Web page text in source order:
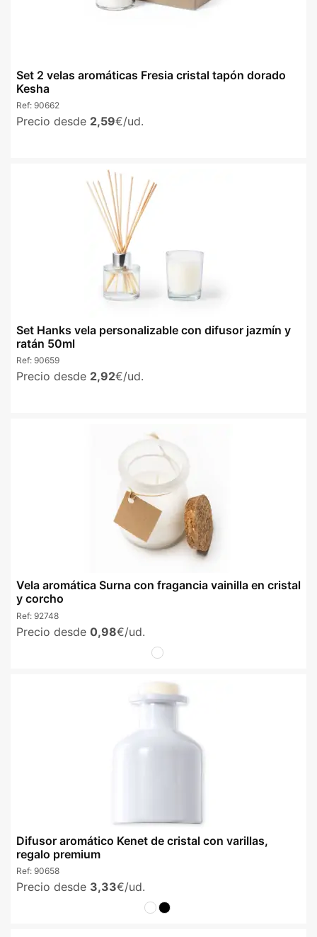
Set 2 velas aromáticas Fresia cristal tapón dorado
Kesha
Ref: 90662
Precio desde 2,59€/ud.
Set Hanks vela personalizable con difusor jazmín y
ratán 50ml
Ref: 90659
Precio desde 2,92€/ud.
Vela aromática Surna con fragancia vainilla en cristal
y corcho
Ref: 92748
Precio desde 0,98€/ud.
Difusor aromático Kenet de cristal con varillas,
regalo premium
Ref: 90658
Precio desde 3,33€/ud.